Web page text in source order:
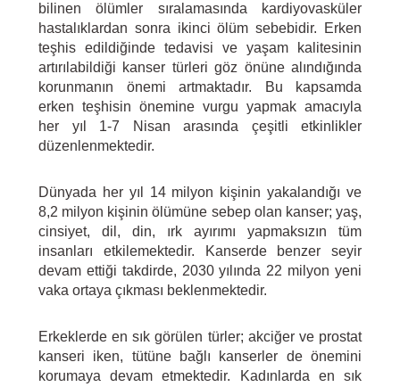
bilinen ölümler sıralamasında kardiyovasküler
hastalıklardan sonra ikinci ölüm sebebidir. Erken
teşhis edildiğinde tedavisi ve yaşam kalitesinin
artırılabildiği kanser türleri göz önüne alındığında
korunmanın önemi artmaktadır. Bu kapsamda
erken teşhisin önemine vurgu yapmak amacıyla
her yıl 1-7 Nisan arasında çeşitli etkinlikler
düzenlenmektedir.
Dünyada her yıl 14 milyon kişinin yakalandığı ve
8,2 milyon kişinin ölümüne sebep olan kanser; yaş,
cinsiyet, dil, din, ırk ayırımı yapmaksızın tüm
insanları etkilemektedir. Kanserde benzer seyir
devam ettiği takdirde, 2030 yılında 22 milyon yeni
vaka ortaya çıkması beklenmektedir.
Erkeklerde en sık görülen türler; akciğer ve prostat
kanseri iken, tütüne bağlı kanserler de önemini
korumaya devam etmektedir. Kadınlarda en sık